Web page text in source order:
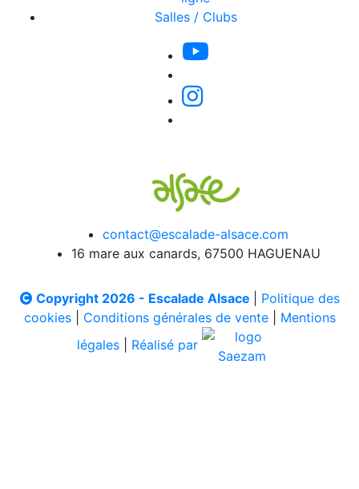
Salles / Clubs
contact@escalade-alsace.com
16 mare aux canards, 67500 HAGUENAU
Copyright 2026 - Escalade Alsace
Politique des
cookies| Conditions générales de vente| Mentions
légales
Réalisé par